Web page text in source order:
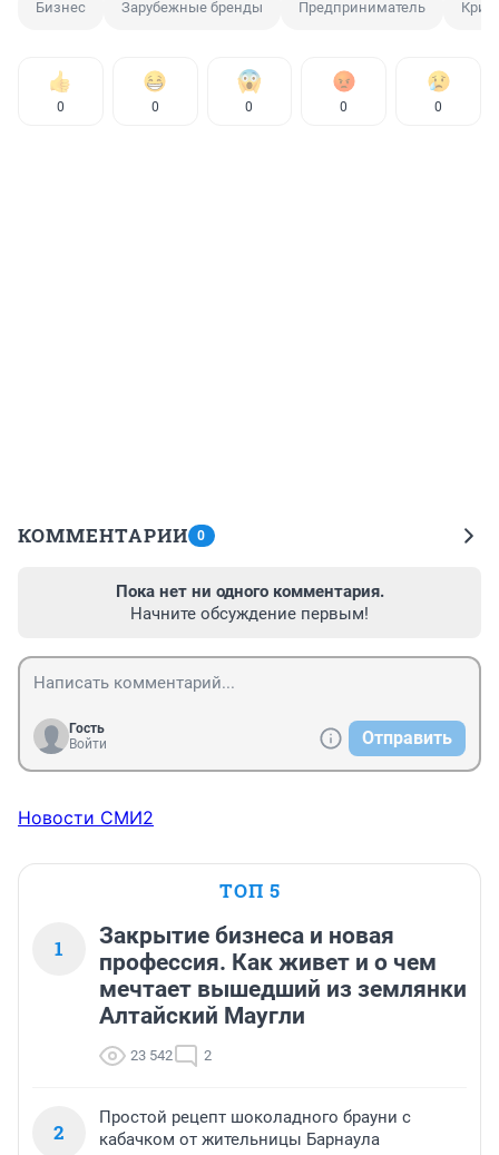
Бизнес Зарубежные бренды Предприниматель
0 0 0 0 0
КОММЕНТАРИИ 0
Пока нет ни одного комментария.
Начните обсуждение первым!
Гость
Войти
Отправить
Новости СМИ2
ТОП 5
1
Закрытие бизнеса и новая
профессия. Как живет и о чем
мечтает вышедший из землянки
Алтайский Маугли
23 542 2
2
Простой рецепт шоколадного брауни с
кабачком от жительницы Барнаула